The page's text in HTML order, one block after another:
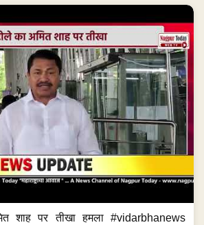
शाह पर तीखा हमला #vidarbhanews